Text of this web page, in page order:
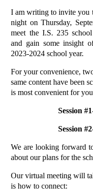
I am writing to invite you
night on Thursday,
meet the I.S. 235
and gain some insight
2023-2024 school year.
For your convenience,
same content have been
is most convenient for
Session
Session
We are looking forward
about our plans for the
Our virtual meeting will
is how to connect: